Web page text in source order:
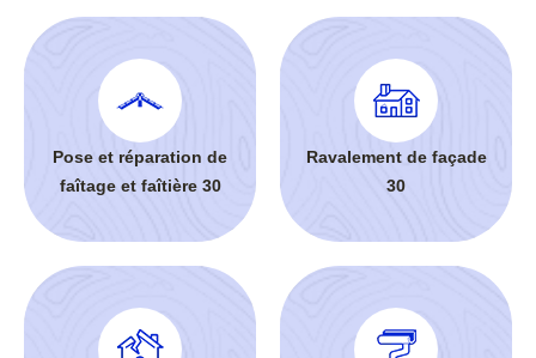
Pose et réparation de
faîtage et faîtière 30
Ravalement de façade
30